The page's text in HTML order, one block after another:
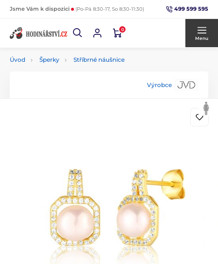
Jsme Vám k dispozici (Po-Pá 8:30-17, So 8:30-11:30) 499 599 595
0
Menu
Úvod Šperky Stříbrné náušnice
Výrobce